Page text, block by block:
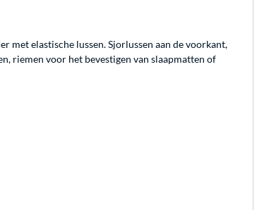
met elastische lussen. Sjorlussen aan de voorkant,
riemen voor het bevestigen van slaapmatten of